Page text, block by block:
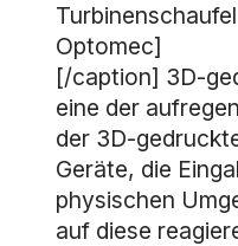
Optomec]
[/caption] 3D-
eine der
der 3D-
Geräte, die
physischen
auf diese